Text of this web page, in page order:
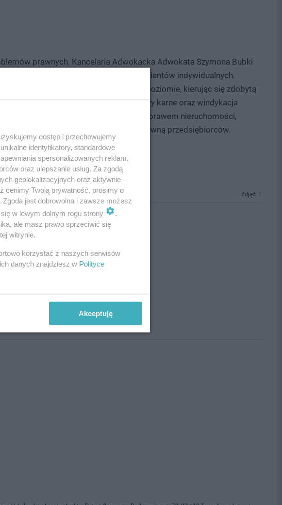
prawnych. Kancelaria Adwokacka Adwokata Szymona Bubki
podmiotów gospodarczych, jak i klientów indywidualnych.
prawną i usługi na najwyższym poziomie, kierując się zdobytą
zaliczają się sprawy rozwodowe, sprawy karne oraz windykacja
w szczególności rodzinnymi, prawem nieruchomości,
również prawem pracy i obsługą prawną przedsiębiorców.
Zdjęć: 1
dostęp i przechowujemy
identyfikatory, standardowe
spersonalizowanych reklam,
oraz ulepszanie usług. Za zgodą
geolokalizacyjnych oraz aktywnie
cenimy Twoją prywatność, prosimy o
jest dobrowolna i zawsze możesz
w lewym dolnym rogu strony
.
ale masz prawo sprzeciwić się
witrynie.
korzystać z naszych serwisów
danych znajdziesz w Polityce
Akceptuję